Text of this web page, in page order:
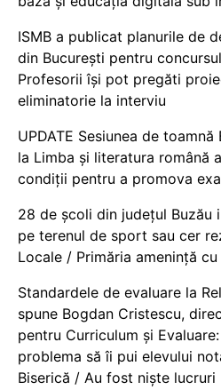
ISMB a publicat planurile de
din București pentru
Profesorii își pot pregăti
eliminatorie la interviu
UPDATE Sesiunea de
la Limba și literatura română
condiții pentru a promova
28 de școli din județul Buzău
pe terenul de sport sau cer
Locale / Primăria amenință cu
Standardele de evaluare la
spune Bogdan Cristescu,
pentru Curriculum și
problema să îi pui elevului
Biserică / Au fost niște lucruri